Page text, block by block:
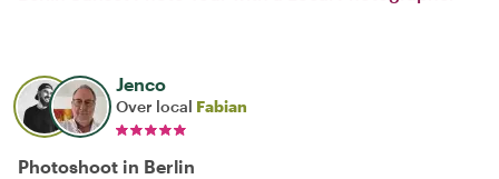
Jenco
Over local Fabian
Photoshoot in Berlin